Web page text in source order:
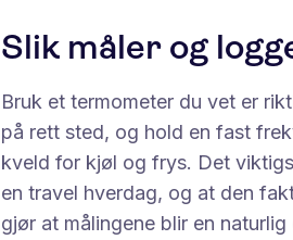
Slik måler og
Bruk et termometer du vet er
på rett sted, og hold en fast
kveld for kjøl og frys. Det
en travel hverdag, og at den
gjør at målingene blir en